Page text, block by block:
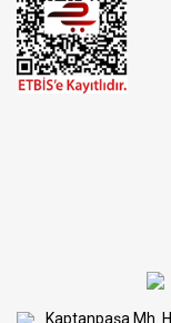
Kaptanpaşa Mh.